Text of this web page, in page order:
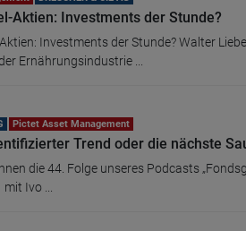
Aktien: Investments der Stunde?
Investments der Stunde? Walter
Ernährungsindustrie ...
Pictet Asset Management
Trend oder die nächste
die 44. Folge unseres Podcasts
Ivo ...